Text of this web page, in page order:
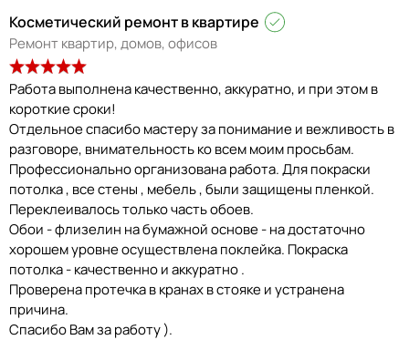
Косметический ремонт в квартире
Ремонт квартир, домов, офисов
Работа выполнена качественно, аккуратно, и при этом в
короткие сроки!
Отдельное спасибо мастеру за понимание и вежливость в
разговоре, внимательность ко всем моим просьбам.
Профессионально организована работа. Для покраски
потолка , все стены , мебель , были защищены пленкой.
Переклеивалось только часть обоев.
Обои - флизелин на бумажной основе - на достаточно
хорошем уровне осуществлена поклейка. Покраска
потолка - качественно и аккуратно .
Проверена протечка в кранах в стояке и устранена
причина.
Спасибо Вам за работу ).